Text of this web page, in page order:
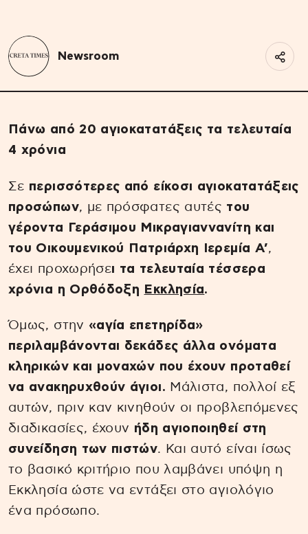
Newsroom
Πάνω από 20 αγιοκατατάξεις τα τελευταία
4 χρόνια
Σε περισσότερες από είκοσι αγιοκατατάξεις
προσώπων, με πρόσφατες αυτές του
γέροντα Γεράσιμου Μικραγιαννανίτη και
του Οικουμενικού Πατριάρχη Ιερεμία Α’,
έχει προχωρήσει τα τελευταία τέσσερα
χρόνια η Ορθόδοξη Εκκλησία.
Όμως, στην «αγία επετηρίδα»
περιλαμβάνονται δεκάδες άλλα ονόματα
κληρικών και μοναχών που έχουν προταθεί
να ανακηρυχθούν άγιοι. Μάλιστα, πολλοί εξ
αυτών, πριν καν κινηθούν οι προβλεπόμενες
διαδικασίες, έχουν ήδη αγιοποιηθεί στη
συνείδηση των πιστών. Και αυτό είναι ίσως
το βασικό κριτήριο που λαμβάνει υπόψη η
Εκκλησία ώστε να εντάξει στο αγιολόγιο
ένα πρόσωπο.